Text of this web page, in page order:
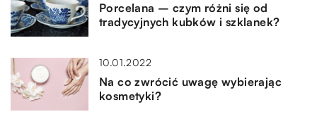
Porcelana – czym różni się od
tradycyjnych kubków i szklanek?
10.01.2022
Na co zwrócić uwagę wybierając
kosmetyki?